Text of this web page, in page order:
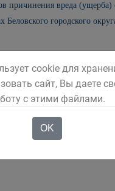
причинения вреда
городского
1 2
cookie для
сайт, Вы даете
с этими файлами.
OK